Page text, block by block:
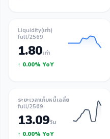
Liquidity(เท่า)
full/2569
1.80เท่า
↑ 0.00% YoY
ระยะเวลาเก็บหนี้เฉลี่ย
full/2569
13.09วัน
↑ 0.00% YoY